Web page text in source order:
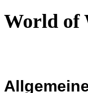
World of